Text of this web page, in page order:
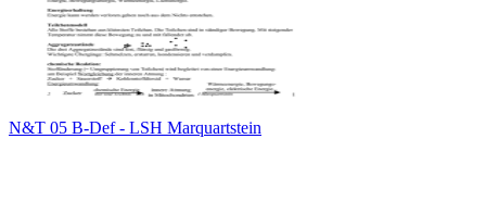
N&T 05 B-Def - LSH Marquartstein